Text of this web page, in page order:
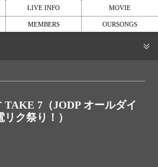
LIVE INFO MOVIE
MEMBERS OURSONGS
TAKE 7（JODP オールダイ
ク祭り！）